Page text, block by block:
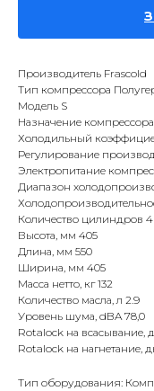
Производитель Frascold
Тип компрессора
Модель S
Назначение
Холодильный
Регулирование
Электропитание
Диапазон
Количество цилиндров 4
Высота, мм 405
Длина, мм 550
Ширина, мм 405
Масса нетто, кг 132
Количество масла, л 2.9
Уровень шума, dBA 78,0
Rotalock на всасывание,
Rotalock на нагнетание,
Тип оборудования: